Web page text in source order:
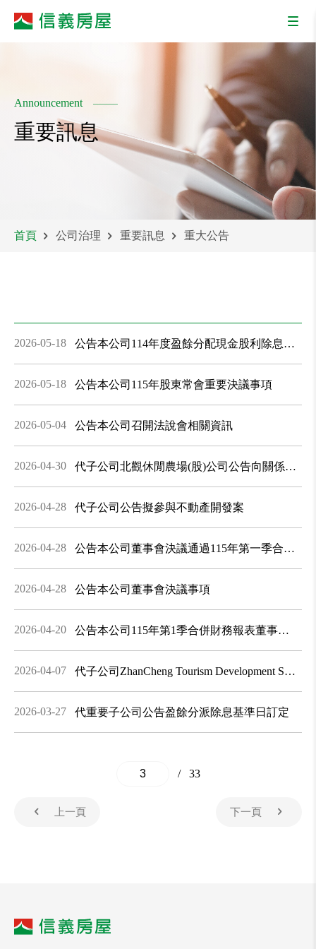
信義房屋
Announcement
重要訊息
首頁 公司治理 重要訊息 重大公告
2026-05-18
公告本公司114年度盈餘分配現金股利除息基
準日及發放日
2026-05-18
公告本公司115年股東常會重要決議事項
2026-05-04 公告本公司召開法說會相關資訊
2026-04-30
代子公司北觀休閒農場(股)公司公告向關係人
取得不動產使用權資產
2026-04-28
代子公司公告擬參與不動產開發案
2026-04-28
公告本公司董事會決議通過115年第一季合併
財報
2026-04-28
公告本公司董事會決議事項
2026-04-20
公告本公司115年第1季合併財務報表董事會
召開日期預計為115年4月28日
2026-04-07
代子公司ZhanCheng Tourism Development Sdn.
Bhd.公告發包工程合約一年內累積達5億元
2026-03-27
代重要子公司公告盈餘分派除息基準日訂定
上一頁
/ 33
下一頁